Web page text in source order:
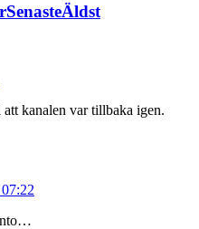
SenasteÄldst
kanalen var tillbaka igen.